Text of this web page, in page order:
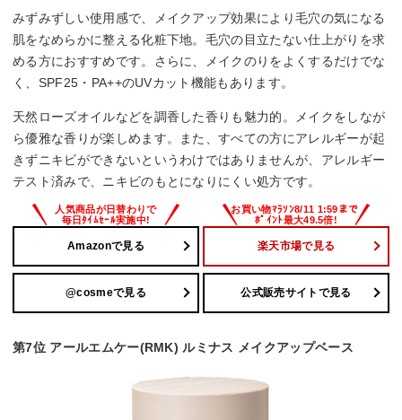
みずみずしい使用感で、メイクアップ効果により毛穴の気になる
肌をなめらかに整える化粧下地。毛穴の目立たない仕上がりを求
める方におすすめです。さらに、メイクのりをよくするだけでな
く、SPF25・PA++のUVカット機能もあります。
天然ローズオイルなどを調香した香りも魅力的。メイクをしなが
ら優雅な香りが楽しめます。また、すべての方にアレルギーが起
きずニキビができないというわけではありませんが、アレルギー
テスト済みで、ニキビのもとになりにくい処方です。
Amazonで見る 楽天市場で見る
@cosmeで見る 公式販売サイトで見る
第7位 アールエムケー(RMK) ルミナス メイクアップベース